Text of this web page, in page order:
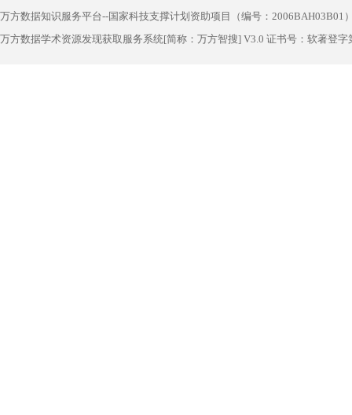
万方数据知识服务平台--国家科技支撑计划资助项目（编号：2006BAH03B01
万方数据学术资源发现获取服务系统[简称：万方智搜] V3.0 证书号：软著登字